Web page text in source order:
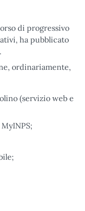
di progressivo
ha pubblicato
.
ordinariamente,
(servizio web e